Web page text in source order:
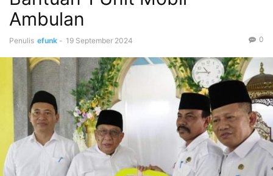
Ambulan
Penulis efunk - 19 September 2024 0